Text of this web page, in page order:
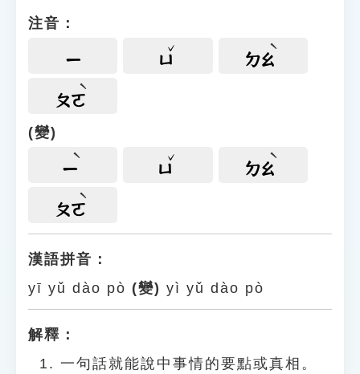
遊戲專區
教學應用
貓頭鷹博士
注音：
ㄧ ㄩ ㄉㄠ
ㄆㄛ
(變)
ㄧ ㄩ ㄉㄠ
ㄆㄛ
漢語拼音：
yī yǔ dào pò (變) yì yǔ dào pò
解釋：
一句話就能說中事情的要點或真相。